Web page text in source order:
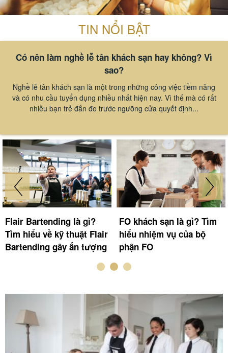
TIN NỔI BẬT
Có nên làm nghề lễ tân khách sạn hay không? Vì
sao?
Nghề lễ tân khách sạn là một trong những công việc tiềm năng
và có nhu cầu tuyển dụng nhiều nhất hiện nay. Vì thế mà có rất
nhiều bạn trẻ đắn đo trước ngưỡng cửa quyết định...
Room attendant là gì? Kỹ
năng dọn phòng nhanh
của room attendant
Deadline là gì? Cần làm
gì để tránh để “deadline
dí”?